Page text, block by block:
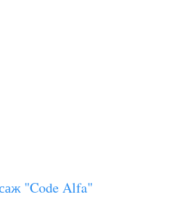
"Code Alfa"